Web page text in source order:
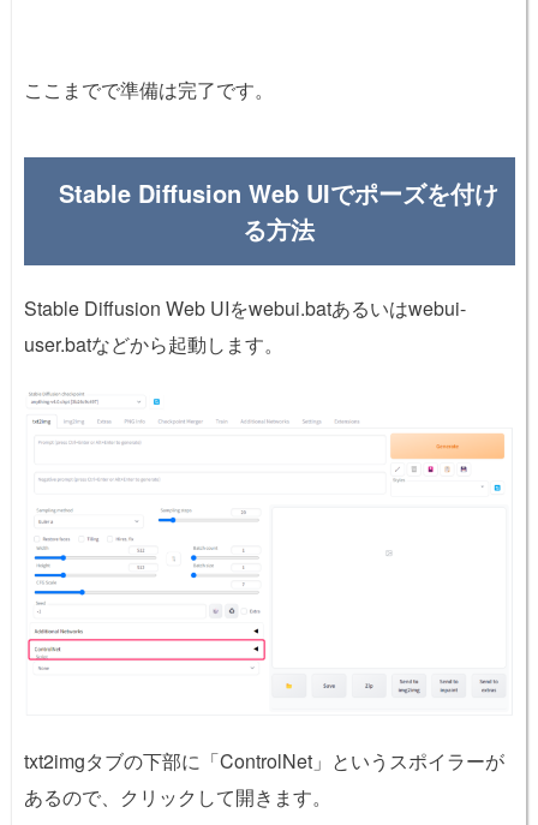
ここまでで準備は完了です。
Stable Diffusion Web UIでポーズを付け
る方法
Stable Diffusion Web UIをwebui.batあるいはwebui-
user.batなどから起動します。
txt2imgタブの下部に「ControlNet」というスポイラーが
あるので、クリックして開きます。